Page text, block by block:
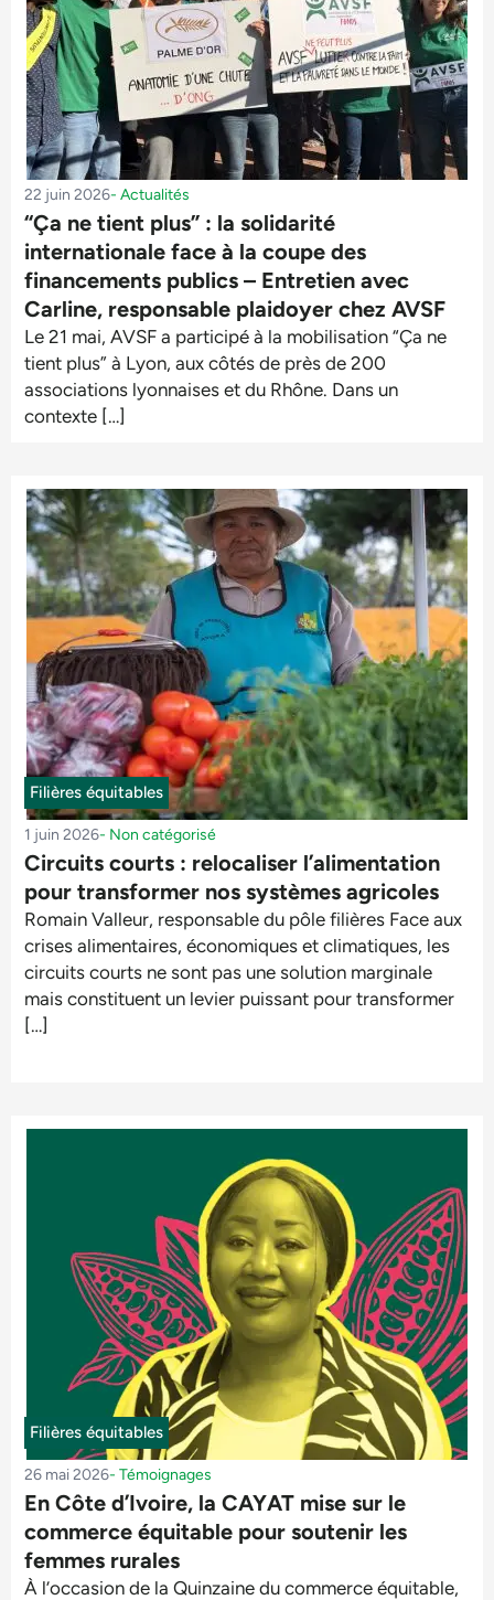
22 juin 2026- Actualités
“Ça ne tient plus” : la solidarité
internationale face à la coupe des
financements publics – Entretien avec
Carline, responsable plaidoyer chez AVSF
Le 21 mai, AVSF a participé à la mobilisation “Ça ne
tient plus” à Lyon, aux côtés de près de 200
associations lyonnaises et du Rhône. Dans un
contexte […]
Filières équitables
1 juin 2026- Non catégorisé
Circuits courts : relocaliser l’alimentation
pour transformer nos systèmes agricoles
Romain Valleur, responsable du pôle filières Face aux
crises alimentaires, économiques et climatiques, les
circuits courts ne sont pas une solution marginale
mais constituent un levier puissant pour transformer
[…]
Filières équitables
26 mai 2026- Témoignages
En Côte d’Ivoire, la CAYAT mise sur le
commerce équitable pour soutenir les
femmes rurales
À l’occasion de la Quinzaine du commerce équitable,